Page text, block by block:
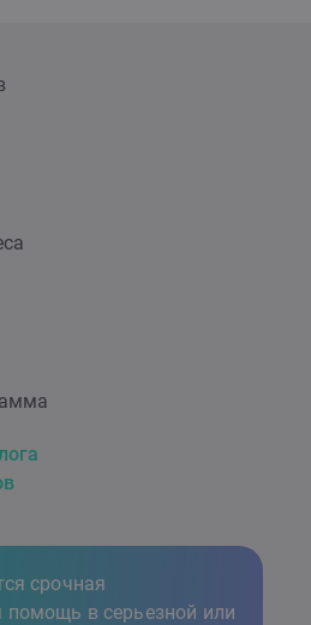
срочная
помощь в серьезной или